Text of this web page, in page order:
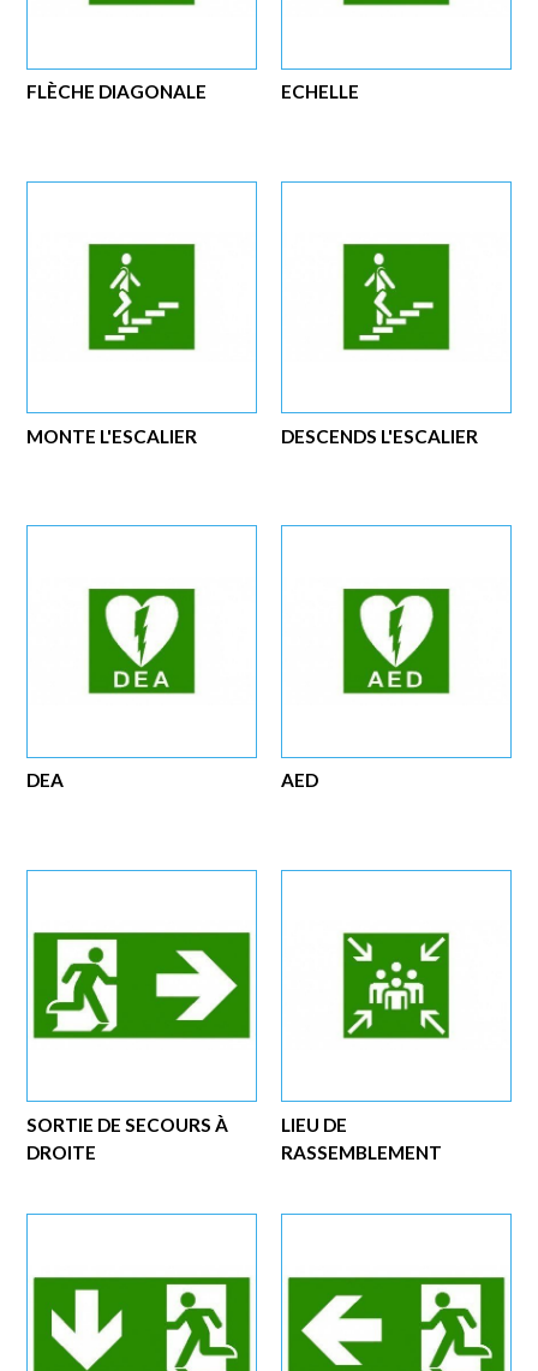
ECHELLE
FLÈCHE DIAGONALE
DESCENDS L'ESCALIER
MONTE L'ESCALIER
AED
DEA
LIEU DE
RASSEMBLEMENT
SORTIE DE SECOURS À
DROITE